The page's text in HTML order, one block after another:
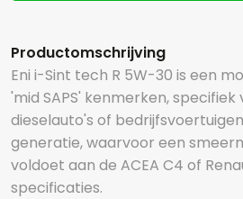
Productomschrijving
Eni i-Sint tech R 5W-30 is een
'mid SAPS' kenmerken,
dieselauto's of
generatie, waarvoor een
voldoet aan de ACEA C4 of
specificaties.